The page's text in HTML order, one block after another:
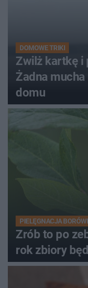
DOMOWE TRIKI
Zwilż kartkę i
Żadna
domu
PIELĘGNACJA
Zrób to po
rok zbiory